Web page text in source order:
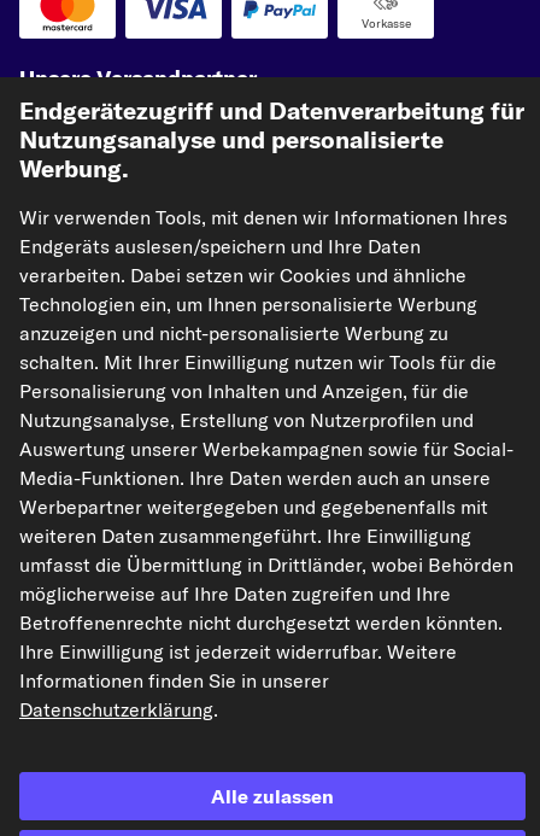
Vorkasse
Unsere Versandpartner
kfzteile24.de carpardoo.nl
carpardoo.fr
carpardoo.dk
Die hier dargestellten Daten, insbesondere die gesamte Datenbank, dürfen
nicht vervielfältigt werden. Die Vervielfältigung und Verbreitung der Daten und
der Datenbank ohne vorherige Einwilligung von TecAlliance und/oder die
Einbeziehung Dritter in solche Aktivitäten ist streng verboten. Jegliche
unautorisierte Nutzung von Inhalten stellt eine Verletzung des Urheberrechts
dar und kann rechtliche Schritte nach sich ziehen.
Vertrag widerrufen
© 2026 kfzteile24 GmbH - Alle Rechte vorbehalten.
¹„Gratis Versand“ oder „ohne Versandkosten“ entsprechen dem Wegfall der
Endgerätezugriff und Datenverarbeitung für
Nutzungsanalyse und personalisierte
Werbung.
Wir verwenden Tools, mit denen wir Informationen Ihres
Endgeräts auslesen/speichern und Ihre Daten
verarbeiten. Dabei setzen wir Cookies und ähnliche
Technologien ein, um Ihnen personalisierte Werbung
anzuzeigen und nicht-personalisierte Werbung zu
schalten. Mit Ihrer Einwilligung nutzen wir Tools für die
Personalisierung von Inhalten und Anzeigen, für die
Nutzungsanalyse, Erstellung von Nutzerprofilen und
Auswertung unserer Werbekampagnen sowie für Social-
Media-Funktionen. Ihre Daten werden auch an unsere
Werbepartner weitergegeben und gegebenenfalls mit
weiteren Daten zusammengeführt. Ihre Einwilligung
umfasst die Übermittlung in Drittländer, wobei Behörden
möglicherweise auf Ihre Daten zugreifen und Ihre
Betroffenenrechte nicht durchgesetzt werden könnten.
Ihre Einwilligung ist jederzeit widerrufbar. Weitere
Informationen finden Sie in unserer
Datenschutzerklärung.
Alle zulassen